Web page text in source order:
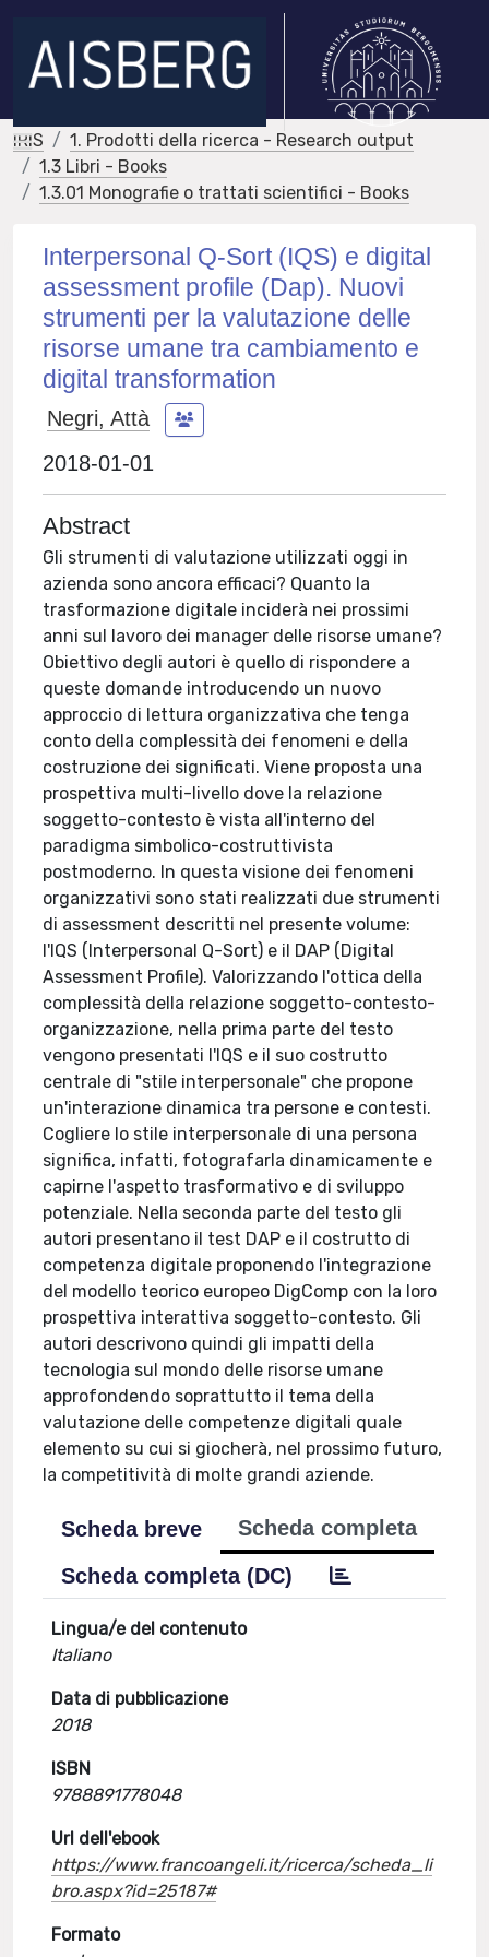
IRIS
1. Prodotti della ricerca - Research output
1.3 Libri - Books
1.3.01 Monografie o trattati scientifici - Books
Interpersonal Q-Sort (IQS) e digital
assessment profile (Dap). Nuovi
strumenti per la valutazione delle
risorse umane tra cambiamento e
digital transformation
Negri, Attà
2018-01-01
Abstract
Gli strumenti di valutazione utilizzati oggi in
azienda sono ancora efficaci? Quanto la
trasformazione digitale inciderà nei prossimi
anni sul lavoro dei manager delle risorse umane?
Obiettivo degli autori è quello di rispondere a
queste domande introducendo un nuovo
approccio di lettura organizzativa che tenga
conto della complessità dei fenomeni e della
costruzione dei significati. Viene proposta una
prospettiva multi-livello dove la relazione
soggetto-contesto è vista all'interno del
paradigma simbolico-costruttivista
postmoderno. In questa visione dei fenomeni
organizzativi sono stati realizzati due strumenti
di assessment descritti nel presente volume:
l'IQS (Interpersonal Q-Sort) e il DAP (Digital
Assessment Profile). Valorizzando l'ottica della
complessità della relazione soggetto-contesto-
organizzazione, nella prima parte del testo
vengono presentati l'IQS e il suo costrutto
centrale di "stile interpersonale" che propone
un'interazione dinamica tra persone e contesti.
Cogliere lo stile interpersonale di una persona
significa, infatti, fotografarla dinamicamente e
capirne l'aspetto trasformativo e di sviluppo
potenziale. Nella seconda parte del testo gli
autori presentano il test DAP e il costrutto di
competenza digitale proponendo l'integrazione
del modello teorico europeo DigComp con la loro
prospettiva interattiva soggetto-contesto. Gli
autori descrivono quindi gli impatti della
tecnologia sul mondo delle risorse umane
approfondendo soprattutto il tema della
valutazione delle competenze digitali quale
elemento su cui si giocherà, nel prossimo futuro,
la competitività di molte grandi aziende.
Scheda breve
Scheda completa
Scheda completa (DC)
Lingua/e del contenuto
Italiano
Data di pubblicazione
2018
ISBN
9788891778048
Url dell'ebook
https://www.francoangeli.it/ricerca/scheda_li
bro.aspx?id=25187#
Formato